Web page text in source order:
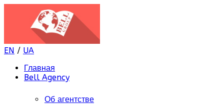
EN / UA
Главная
Bell Agency
Об агентстве